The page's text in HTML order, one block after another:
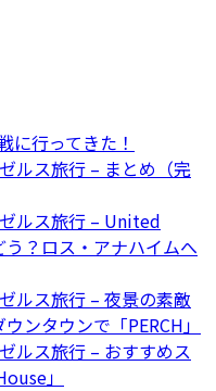
に行ってきた！
ルス旅行 – まとめ（完
ルス旅行 – United
？ロス・アナハイムへ
ルス旅行 – 夜景の素敵
ンタウンで「PERCH」
ルス旅行 – おすすめス
」